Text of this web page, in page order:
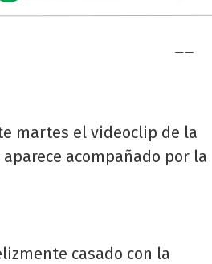
martes el videoclip de la
acompañado por la
casado con la